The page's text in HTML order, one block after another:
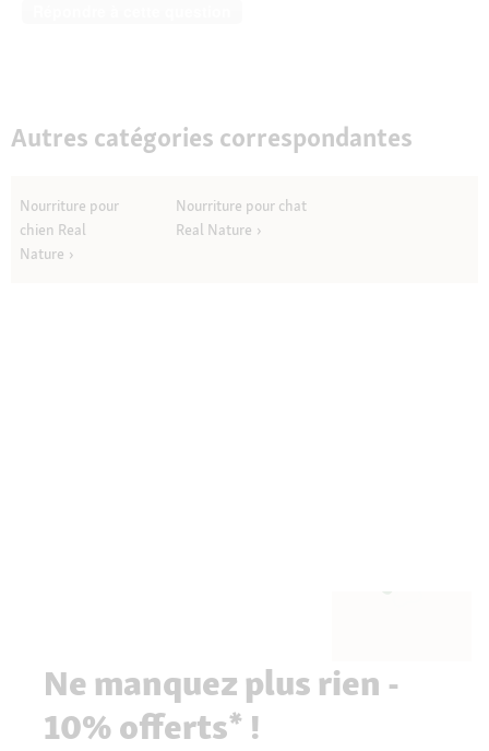
Autres catégories correspondantes
Nourriture pour
chien Real
Nature
Nourriture pour chat
Real Nature
Ne manquez plus rien -
10% offerts* !